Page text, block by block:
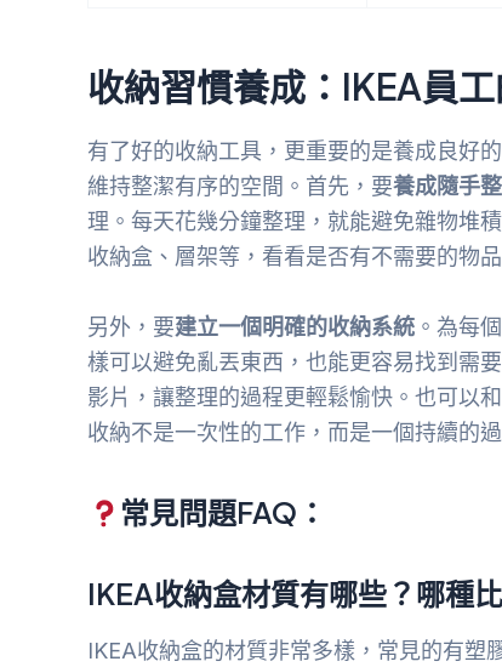
收納習慣養成：IKEA員
有了好的收納工具，更重要的是養成良好
維持整潔有序的空間。首先，要養成隨手
理。每天花幾分鐘整理，就能避免雜物堆
收納盒、層架等，看看是否有不需要的物
另外，要建立一個明確的收納系統 。為每
樣可以避免亂丟東西，也能更容易找到需
影片，讓整理的過程更輕鬆愉快。也可以
收納不是一次性的工作，而是一個持續的
常見問題FAQ：
IKEA收納盒材質有哪些？哪種
IKEA收納盒的材質非常多樣，常見的有塑